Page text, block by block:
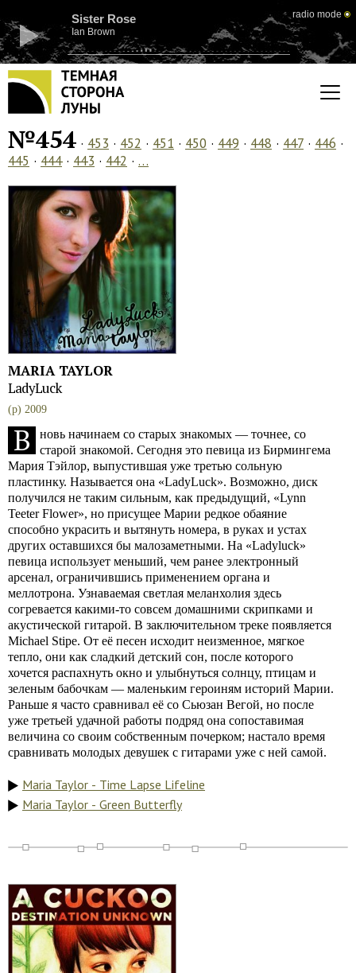
Sister Rose
Ian Brown
radio mode
№454 · 453 · 452 · 451 · 450 · 449 · 448 · 447 · 446 ·
445 · 444· 443 · 442 · …
MARIA TAYLOR
LadyLuck
(p) 2009
В
новь начинаем со старых знакомых — точнее, со
старой знакомой. Сегодня это певица из Бирмингема
Мария Тэйлор, выпустившая уже третью сольную
пластинку. Называется она «LadyLuck». Возможно, диск
получился не таким сильным, как предыдущий, «Lynn
Teeter Flower», но присущее Марии редкое обаяние
способно украсить и вытянуть номера, в руках и устах
других оставшихся бы малозаметными. На «Ladyluck»
певица использует меньший, чем ранее электронный
арсенал, ограничившись применением органа и
меллотрона. Узнаваемая светлая меланхолия здесь
согревается какими-то совсем домашними скрипками и
акустической гитарой. В заключительном треке появляется
Michael Stipe. От её песен исходит неизменное, мягкое
тепло, они как сладкий детский сон, после которого
хочется распахнуть окно и улыбнуться солнцу, птицам и
зеленым бабочкам — маленьким героиням историй Марии.
Раньше я часто сравнивал её со Сьюзан Вегой, но после
уже третьей удачной работы подряд она сопоставимая
величина со своим собственным почерком; настало время
сравнивать молодых девушек с гитарами уже с ней самой.
Maria Taylor - Time Lapse Lifeline
Maria Taylor - Green Butterfly